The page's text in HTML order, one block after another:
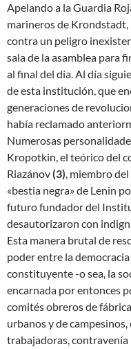
Apelando a la Guardia
marineros de
contra un peligro
sala de la asamblea para
al final del día. Al día
de esta institución, que
generaciones de
había reclamado
Numerosas
Kropotkin, el teórico del
Riazánov(3), miembro
«bestia negra» de Lenin
futuro fundador del
desautorizaron con
Esta manera brutal de
poder entre la
constituyente -o sea, la
encarnada por entonces
comités obreros de
urbanos y de campesinos,
trabajadoras,